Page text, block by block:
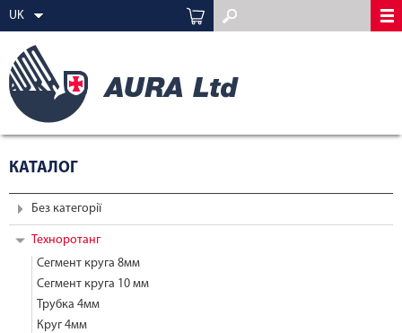
UK
КАТАЛОГ
Без категорії
Техноротанг
Сегмент круга 8мм
Сегмент круга 10 мм
Трубка 4мм
Круг 4мм